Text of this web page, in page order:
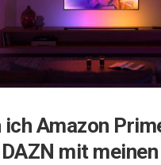
ich Amazon
mit